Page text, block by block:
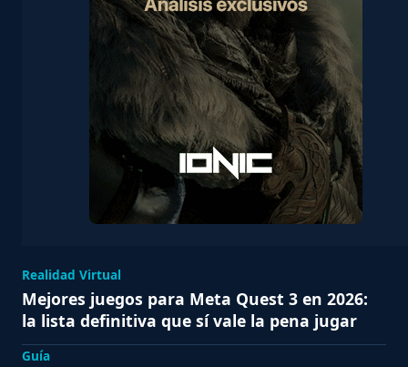
Realidad Virtual
Mejores juegos para Meta Quest 3 en 2026:
la lista definitiva que sí vale la pena jugar
Guía